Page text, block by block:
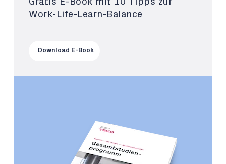
Work-Life-Learn-Balance
Download E-Book